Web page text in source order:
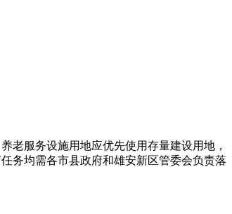
老服务设施用地应优先使用存量建设用地，
务均需各市县政府和雄安新区管委会负责落